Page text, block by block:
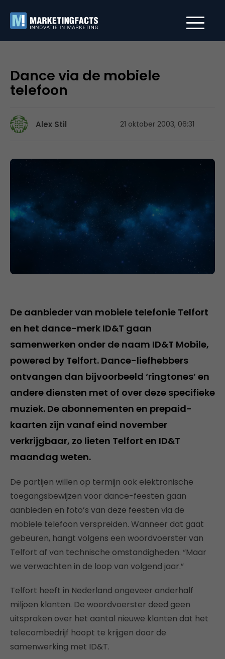
Dance via de mobiele
telefoon
Alex Stil 21 oktober 2003, 06:31
De aanbieder van mobiele telefonie Telfort
en het dance-merk ID&T gaan
samenwerken onder de naam ID&T Mobile,
powered by Telfort. Dance-liefhebbers
ontvangen dan bijvoorbeeld ‘ringtones’ en
andere diensten met of over deze specifieke
muziek. De abonnementen en prepaid-
kaarten zijn vanaf eind november
verkrijgbaar, zo lieten Telfort en ID&T
maandag weten.
De partijen willen op termijn ook elektronische
toegangsbewijzen voor dance-feesten gaan
aanbieden en foto’s van deze feesten via de
mobiele telefoon verspreiden. Wanneer dat gaat
gebeuren, hangt volgens een woordvoerster van
Telfort af van technische omstandigheden. “Maar
we verwachten in de loop van volgend jaar.”
Telfort heeft in Nederland ongeveer anderhalf
miljoen klanten. De woordvoerster deed geen
uitspraken over het aantal nieuwe klanten dat het
telecombedrijf hoopt te krijgen door de
samenwerking met ID&T.